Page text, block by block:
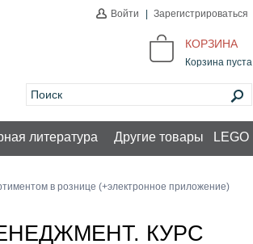
Войти Зарегистрироваться
КОРЗИНА
Корзина пуста
литература Другие товары LEGO
в рознице (+электронное приложение)
КУРС